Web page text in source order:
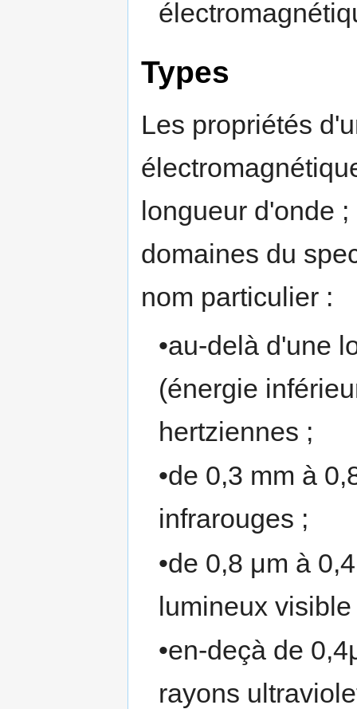
Types
Les propriétés
longueur d'onde
domaines du
nom particulier :
•au-delà d'une
(énergie
hertziennes ;
•de 0,3 mm à
infrarouges ;
•de 0,8 μm à
lumineux
•en-deçà de
rayons